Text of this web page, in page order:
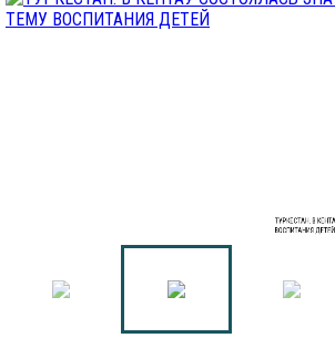
ТУРКЕСТАН: В
ВОСПИТАНИЯ ДЕТЕЙ